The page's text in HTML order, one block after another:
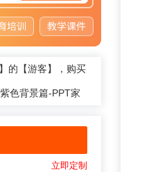
的【游客】，购买
色背景篇-PPT家
立即定制